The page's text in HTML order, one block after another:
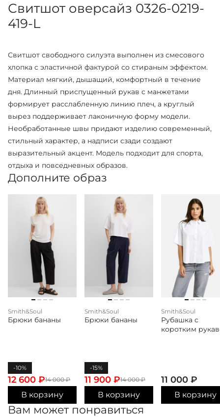
Свитшот оверсайз 0326-0219-
419-L
Свитшот свободного силуэта выполнен из смесового
хлопка с эластичной фактурой со стираным эффектом.
Материал мягкий, дышащий, комфортный в течение
дня. Длинный приспущенный рукав с манжетами
формирует расслабленную линию плеч, а круглый
вырез поддерживает лаконичную форму модели.
Необработанные швы придают изделию современный,
стильный характер, а надписи сзади создают
выразительный акцент. Модель подходит для спорта,
отдыха и повседневных образов.
Дополните образ
Smith&Soul
Брюки бананы
-10%
14 000₽
12 600 ₽
В корзину
Smith&Soul
Брюки бананы
-15%
14 000₽
11 900 ₽
В корзину
Smith&Soul
Рубашка с
коротким
11 000 ₽
В корзину
Вам может понравиться